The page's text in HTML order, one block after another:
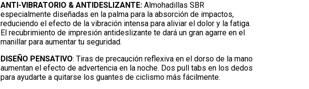
ANTI-VIBRATORIO & ANTIDESLIZANTE: Almohadillas SBR
especialmente diseñadas en la palma para la absorción de impactos,
reduciendo el efecto de la vibración intensa para aliviar el dolor y la fatiga.
El recubrimiento de impresión antideslizante te dará un gran agarre en el
manillar para aumentar tu seguridad.
DISEÑO PENSATIVO: Tiras de precaución reflexiva en el dorso de la mano
aumentan el efecto de advertencia en la noche. Dos pull tabs en los dedos
para ayudarte a quitarse los guantes de ciclismo más fácilmente.